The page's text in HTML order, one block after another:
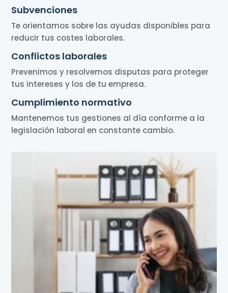
Subvenciones
Te orientamos sobre las ayudas disponibles para
reducir tus costes laborales.
Conflictos laborales
Prevenimos y resolvemos disputas para proteger
tus intereses y los de tu empresa.
Cumplimiento normativo
Mantenemos tus gestiones al día conforme a la
legislación laboral en constante cambio.